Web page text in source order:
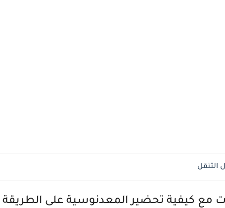
التنقل
مع كيفية تحضير المعدنوسية على